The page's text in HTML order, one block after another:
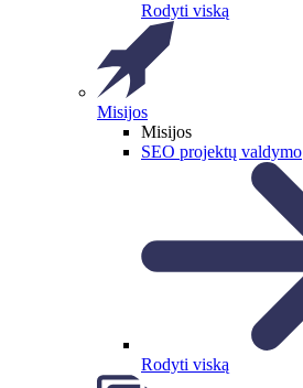
Rodyti viską
Misijos
Misijos
SEO projektų valdymo
Rodyti viską